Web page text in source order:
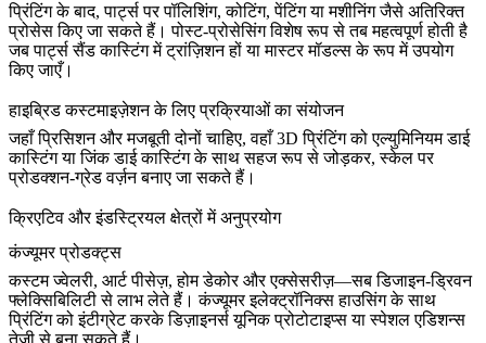
प्रिंटिंग के बाद, पार्ट्स पर पॉलिशिंग, कोटिंग, पेंटिंग या मशीनिंग जैसे अतिरिक्त
प्रोसेस किए जा सकते हैं। पोस्ट-प्रोसेसिंग विशेष रूप से तब महत्वपूर्ण होती है
जब पार्ट्ससैंड कास्टिंगमें ट्रांज़िशन हों या मास्टर मॉडल्स के रूप में उपयोग
किए जाएँ।
हाइब्रिड कस्टमाइज़ेशन के लिए प्रक्रियाओं का संयोजन
जहाँ प्रिसिशन और मजबूती दोनों चाहिए, वहाँ 3D प्रिंटिंग कोएल्युमिनियम डाई
कास्टिंगयाजिंक डाई कास्टिंगके साथ सहज रूप से जोड़कर, स्केल पर
प्रोडक्शन-ग्रेड वर्ज़न बनाए जा सकते हैं।
क्रिएटिव और इंडस्ट्रियल क्षेत्रों में अनुप्रयोग
कंज्यूमर प्रोडक्ट्स
कस्टम ज्वेलरी, आर्ट पीसेज़, होम डेकोर और एक्सेसरीज़—सब डिजाइन-ड्रिवन
फ्लेक्सिबिलिटी से लाभ लेते हैं।कंज्यूमर इलेक्ट्रॉनिक्स हाउसिंगके साथ
प्रिंटिंग को इंटीग्रेट करके डिज़ाइनर्स यूनिक प्रोटोटाइप्स या स्पेशल एडिशन्स
तेजी से बना सकते हैं।